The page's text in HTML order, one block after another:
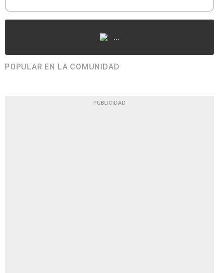
...
POPULAR EN LA COMUNIDAD
PUBLICIDAD